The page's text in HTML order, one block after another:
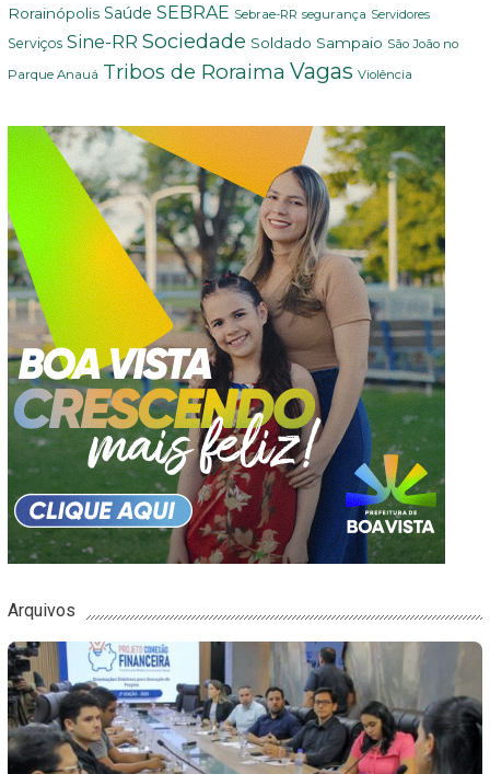
Rorainópolis Saúde SEBRAE Sebrae-RR segurança Servidores
Serviços Sine-RR Sociedade Soldado Sampaio São João no
Parque Anauá Tribos de Roraima Vagas Violência
Arquivos